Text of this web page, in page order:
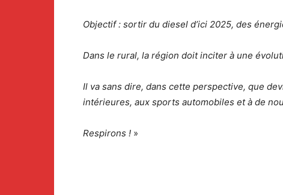
Objectif : sortir du diesel d’ici 2025, des
Dans le rural, la région doit inciter à une
Il va sans dire, dans cette perspective, que
intérieures, aux sports automobiles et à de
Respirons ! »